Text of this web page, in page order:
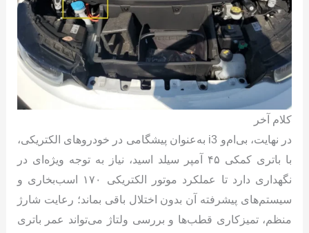
کلام آخر
در نهایت، بی‌ام‌و i3 به‌عنوان پیشگامی در خودروهای الکتریکی،
با باتری کمکی ۴۵ آمپر سیلد اسید، نیاز به توجه ویژه‌ای در
نگهداری دارد تا عملکرد موتور الکتریکی ۱۷۰ اسب‌بخاری و
سیستم‌های پیشرفته آن بدون اختلال باقی بماند؛ رعایت شارژ
منظم، تمیزکاری قطب‌ها و بررسی ولتاژ می‌تواند عمر باتری